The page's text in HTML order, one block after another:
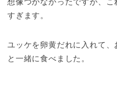
すぎます。
ユッケを卵黄だれに入れて、
と一緒に食べました。